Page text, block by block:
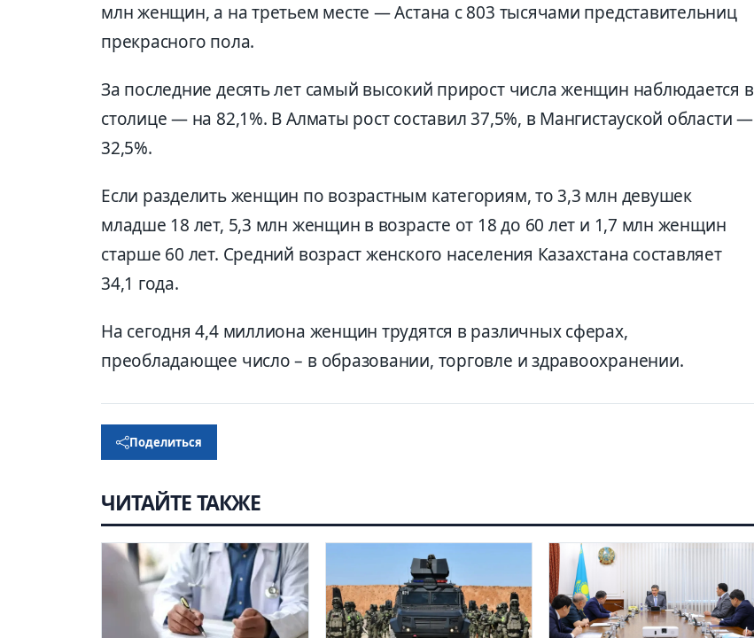
млн женщин, а на третьем месте — Астана с 803 тысячами представительниц
прекрасного пола.
За последние десять лет самый высокий прирост числа женщин наблюдается в
столице — на 82,1%. В Алматы рост составил 37,5%, в Мангистауской области —
32,5%.
Если разделить женщин по возрастным категориям, то 3,3 млн девушек
младше 18 лет, 5,3 млн женщин в возрасте от 18 до 60 лет и 1,7 млн женщин
старше 60 лет. Средний возраст женского населения Казахстана составляет
34,1 года.
На сегодня 4,4 миллиона женщин трудятся в различных сферах,
преобладающее число – в образовании, торговле и здравоохранении.
Поделиться
ЧИТАЙТЕ ТАКЖЕ